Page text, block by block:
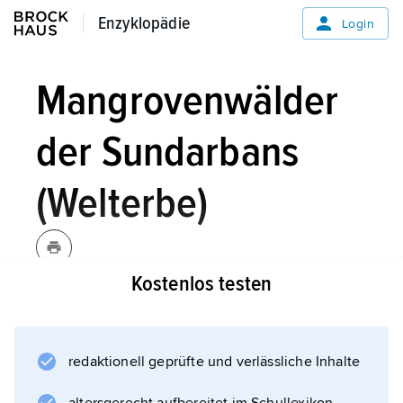
Enzyklopädie
Enzyklopädie Login
Mangrovenwälder
der Sundarbans
(Welterbe)
Das etwa 6000 km² große Schutzgebiet liegt
Sundarbans bilden den größten
Kostenlos testen
redaktionell geprüfte und verlässliche Inhalte